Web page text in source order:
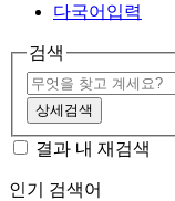
다국어입력
검색
상세검색
결과 내 재검색
인기 검색어